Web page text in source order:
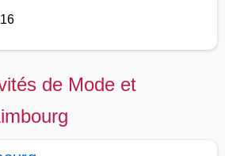
de Mode et